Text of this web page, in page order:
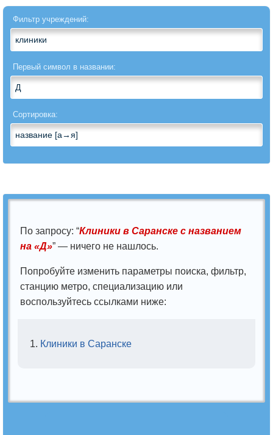
гинекология
Аллергология
Ангиохирургия
Анестезиология
Анестезиология-
Артрология
Бариатрическая
Вегетология
Фильтр учреждений:
Первый символ в названии:
Сортировка:
По запросу: “Клиники в Саранске с названием
на «Д»” — ничего не нашлось.
Попробуйте изменить параметры поиска, фильтр,
станцию метро, специализацию или
воспользуйтесь ссылками ниже:
Клиники в Саранске